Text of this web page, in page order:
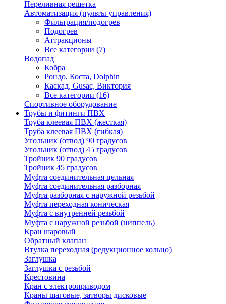
Переливная решетка
Автоматизация (пульты управления)
Фильтрация/подогрев
Подогрев
Аттракционы
Все категории (7)
Водопад
Кобра
Рондо, Коста, Dolphin
Каскад, Gusac, Виктория
Все категории (16)
Спортивное оборудование
Трубы и фитинги ПВХ
Труба клеевая ПВХ (жесткая)
Труба клеевая ПВХ (гибкая)
Угольник (отвод) 90 градусов
Угольник (отвод) 45 градусов
Тройник 90 градусов
Тройник 45 градусов
Муфта соединительная цельная
Муфта соединительная разборная
Муфта разборная с наружной резьбой
Муфта переходная коническая
Муфта с внутренней резьбой
Муфта с наружной резьбой (ниппель)
Кран шаровый
Обратный клапан
Втулка переходная (редукционное кольцо)
Заглушка
Заглушка с резьбой
Крестовина
Кран с электроприводом
Краны шаговые, затворы дисковые